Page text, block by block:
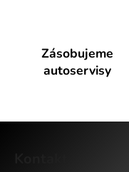
Zásobujeme
autoservisy